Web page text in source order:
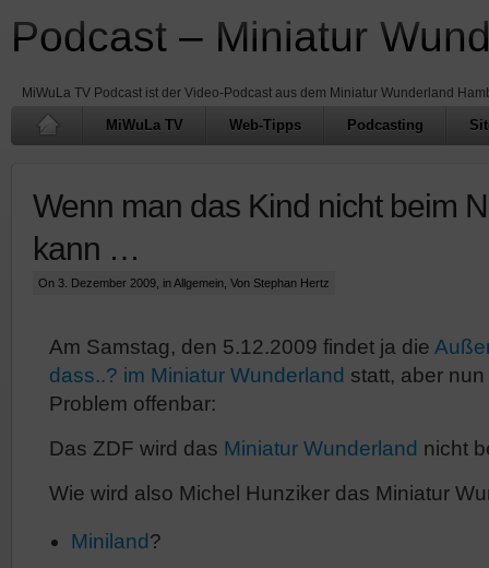
Podcast – Miniatur
MiWuLa TV Podcast ist der Video-Podcast aus dem Miniatur Wunderland
MiWuLa TV Web-Tipps Podcasting
Wenn man das Kind nicht beim
kann …
On 3. Dezember 2009, inAllgemein , Von Stephan Hertz
Am Samstag, den 5.12.2009 findet ja die
dass..? im Miniatur Wunderland statt, aber
Problem offenbar:
Das ZDF wird das Miniatur Wunderland nicht
Wie wird also Michel Hunziker das Miniatur
Miniland?